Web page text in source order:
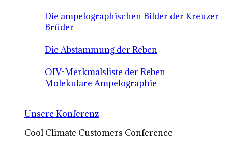
Die ampelographischen Bilder der Kreuzer-
Brüder
Die Abstammung der Reben
OIV-Merkmalsliste der Reben
Molekulare Ampelographie
Unsere Konferenz
Cool Climate Customers Conference